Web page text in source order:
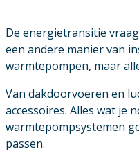
De energietransitie
een andere manier van
warmtepompen, maar
Van dakdoorvoeren en
accessoires. Alles wat je
warmtepompsystemen
passen.